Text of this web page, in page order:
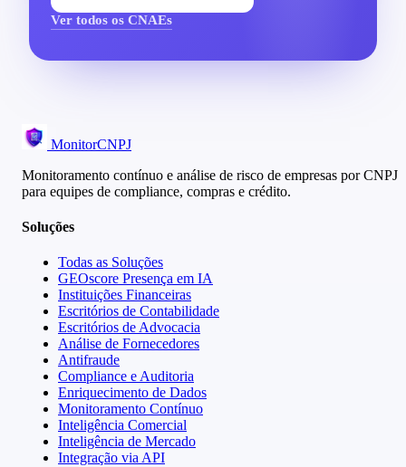
Ver todos os CNAEs
MonitorCNPJ
Monitoramento contínuo e análise de risco de empresas por CNPJ
para equipes de compliance, compras e crédito.
Soluções
Todas as Soluções
GEOscore Presença em IA
Instituições Financeiras
Escritórios de Contabilidade
Escritórios de Advocacia
Análise de Fornecedores
Antifraude
Compliance e Auditoria
Enriquecimento de Dados
Monitoramento Contínuo
Inteligência Comercial
Inteligência de Mercado
Integração via API